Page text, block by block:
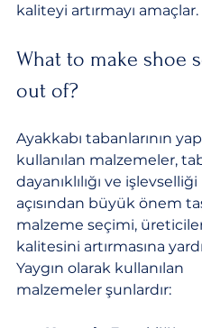
kaliteyi artırmayı amaçlar.
What to make shoe
out of?
Ayakkabı tabanlarının
kullanılan malzemeler,
dayanıklılığı ve işlevselliği
açısından büyük önem
malzeme seçimi,
kalitesini artırmasına
Yaygın olarak kullanılan
malzemeler şunlardır: